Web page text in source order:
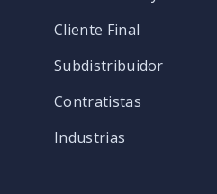
Cliente Final
Subdistribuidor
Contratistas
Industrias